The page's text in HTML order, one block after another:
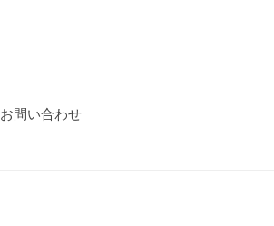
お問い合わせ